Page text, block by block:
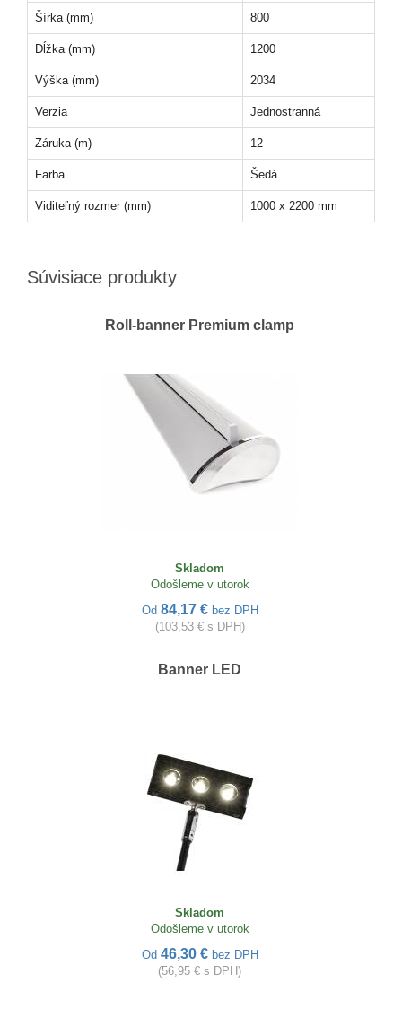
Šírka (mm) 800
Dĺžka (mm) 1200
Výška (mm) 2034
Verzia Jednostranná
Záruka (m) 12
Farba Šedá
Viditeľný rozmer (mm) 1000 x 2200 mm
Súvisiace produkty
Roll-banner Premium clamp
Skladom
Odošleme v utorok
Od 84,17 € bez DPH
(103,53 € s DPH)
Banner LED
Skladom
Odošleme v utorok
Od 46,30 € bez DPH
(56,95 € s DPH)